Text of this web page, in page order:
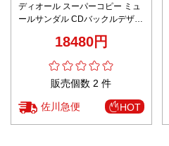
ディオール スーパーコピー ミュ
ールサンダル CDバックルデザイ
18480円
販売個数 2 件
佐川急便 HOT